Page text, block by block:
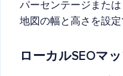
パーセンテージまたは
地図の幅と高さを設定
ローカルSEOマ